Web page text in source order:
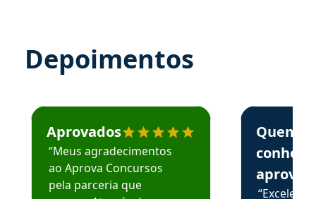
Depoimentos
Estudante José recomenda o Aprova Concursos em
Aprovados
“Meus agradecimentos
ao Aprova Concursos
pela parceria que
Estudante
Quem
aprova